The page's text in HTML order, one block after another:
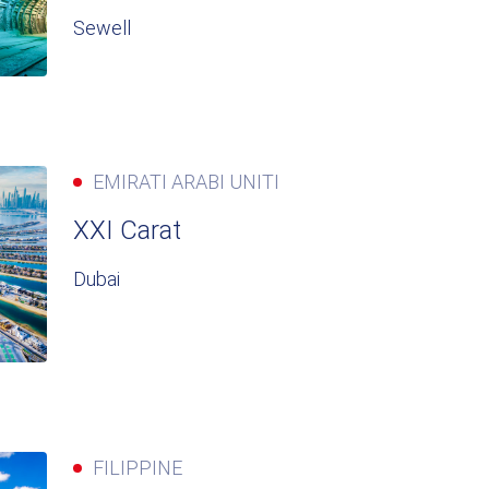
Sewell
EMIRATI ARABI UNITI
XXI Carat
Dubai
FILIPPINE